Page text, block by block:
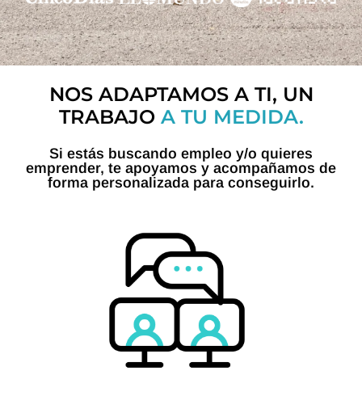
NOS ADAPTAMOS A TI, UN
TRABAJO A TU MEDIDA.
Si estás buscando empleo y/o quieres
emprender, te apoyamos y acompañamos de
forma personalizada para conseguirlo.